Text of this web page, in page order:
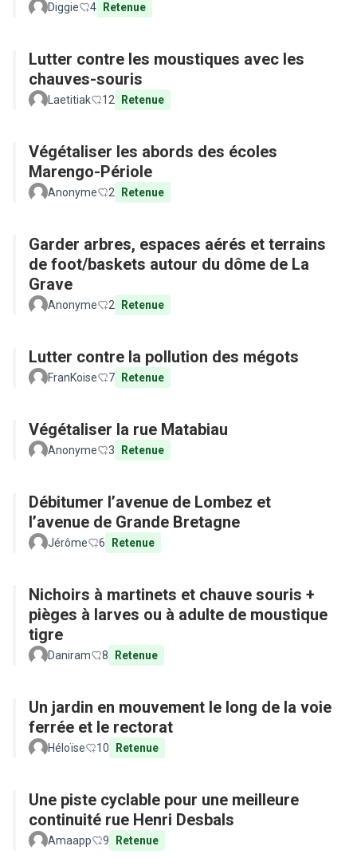
Diggie 4 Retenue
Lutter contre les moustiques avec les
chauves-souris
Laetitiak 12 Retenue
Végétaliser les abords des écoles
Marengo-Périole
Anonyme 2 Retenue
Garder arbres, espaces aérés et terrains
de foot/baskets autour du dôme de La
Grave
Anonyme 2 Retenue
Lutter contre la pollution des mégots
FranKoise 7 Retenue
Végétaliser la rue Matabiau
Anonyme 3 Retenue
Débitumer l’avenue de Lombez et
l’avenue de Grande Bretagne
Jérôme 6 Retenue
Nichoirs à martinets et chauve souris +
pièges à larves ou à adulte de moustique
tigre
Daniram 8 Retenue
Un jardin en mouvement le long de la voie
ferrée et le rectorat
Héloïse 10 Retenue
Une piste cyclable pour une meilleure
continuité rue Henri Desbals
Amaapp 9 Retenue